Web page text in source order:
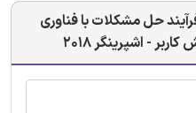
حل مشکلات با فناوری
- اشپرینگر 2018